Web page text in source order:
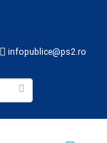
infopublice@ps2.ro